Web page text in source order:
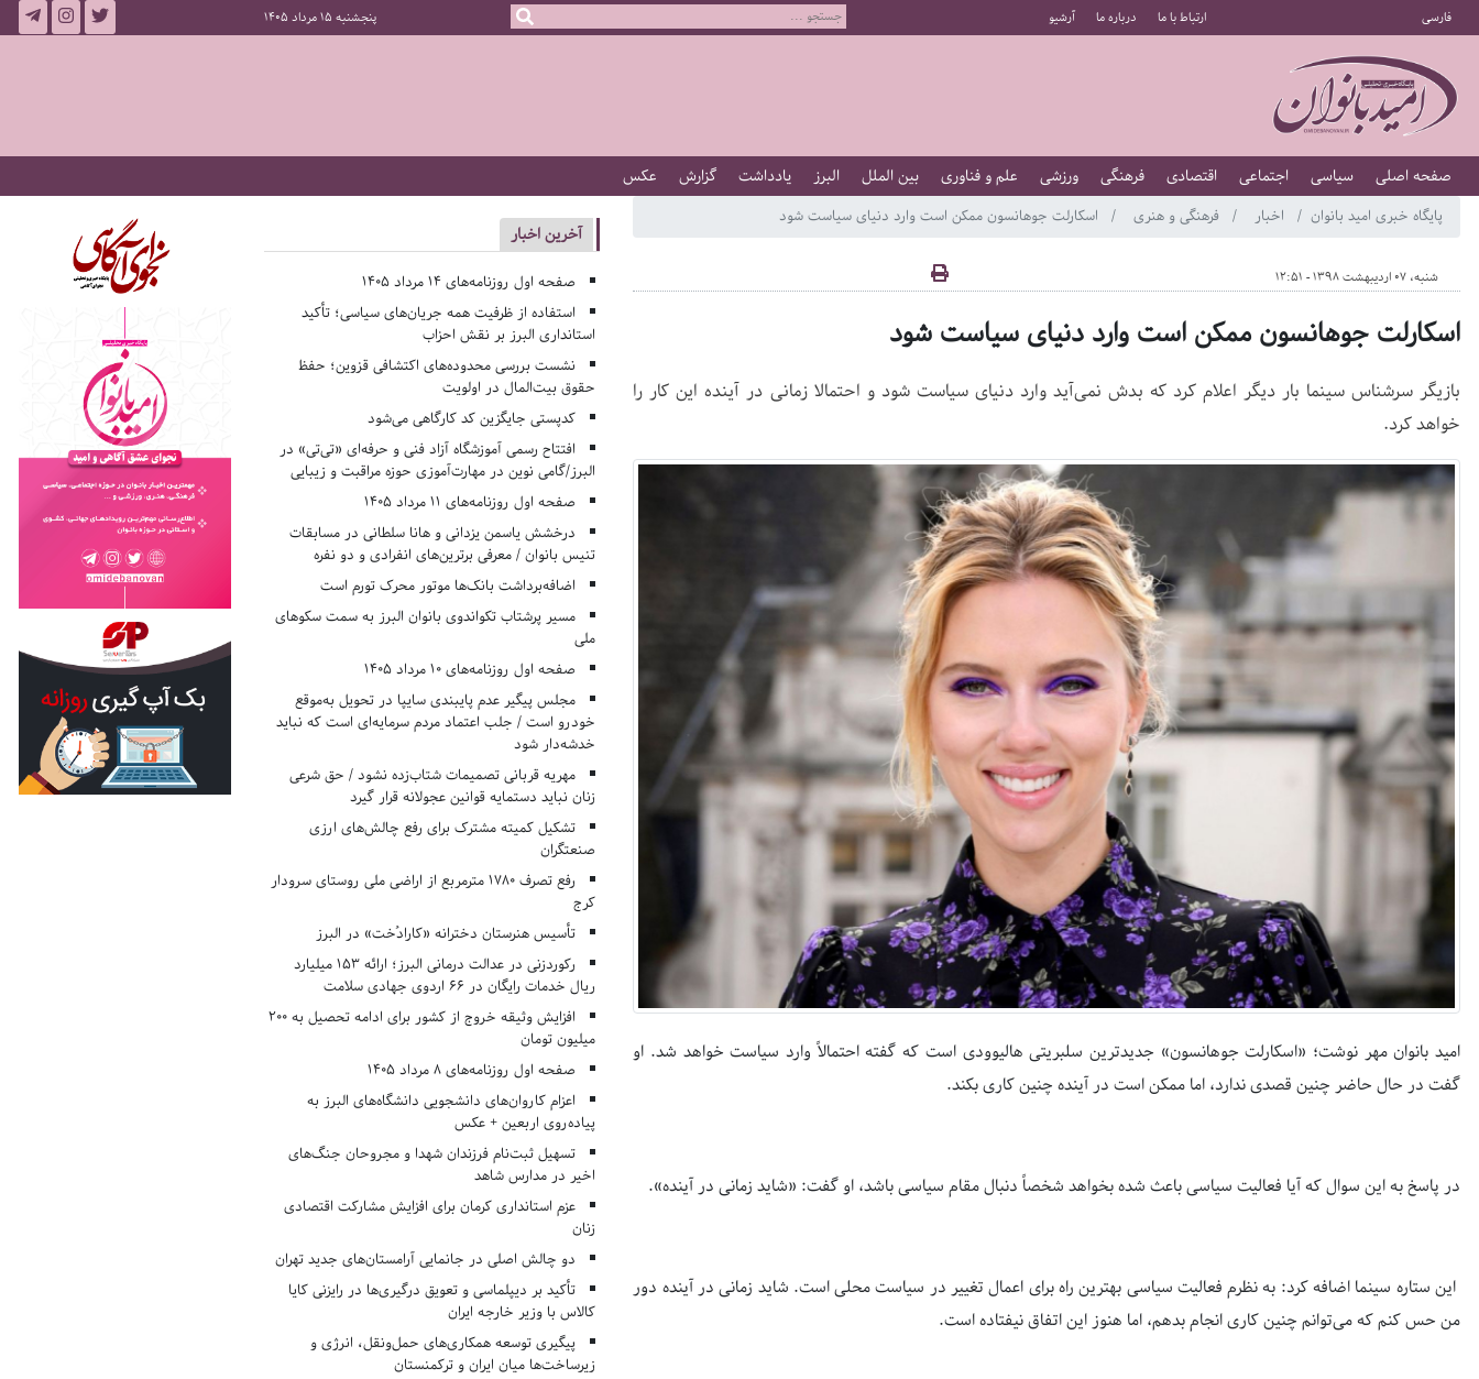
فارسی ارتباط با ما درباره ما آرشیو پنجشنبه 15 مرداد 1405
صفحه اصلی سیاسی اجتماعی اقتصادی فرهنگی ورزشی علم و فناوری بین الملل البرز یادداشت گزارش عکس
پایگاه خبری امید بانوان اخبار فرهنگی و هنری اسکارلت جوهانسون ممکن است وارد دنیای سیاست شود
شنبه، 07 اردیبهشت 1398 - 12:51
اسکارلت جوهانسون ممکن است وارد دنیای سیاست شود
بازیگر سرشناس سینما بار دیگر اعلام کرد که بدش نمی‌آید وارد دنیای سیاست شود و احتمالا زمانی در آینده این کار را
خواهد کرد.
امید بانوان مهر نوشت؛ «اسکارلت جوهانسون» جدیدترین سلبریتی هالیوودی است که گفته احتمالاً وارد سیاست خواهد شد. او
گفت در حال حاضر چنین قصدی ندارد، اما ممکن است در آینده چنین کاری بکند.
در پاسخ به این سوال که آیا فعالیت سیاسی باعث شده بخواهد شخصاً دنبال مقام سیاسی باشد، او گفت: «شاید زمانی در آینده».
این ستاره سینما اضافه کرد: به نظرم فعالیت سیاسی بهترین راه برای اعمال تغییر در سیاست محلی است. شاید زمانی در آینده دور
من حس کنم که می‌توانم چنین کاری انجام بدهم، اما هنوز این اتفاق نیفتاده است.
آخرین اخبار
صفحه اول روزنامه‌های 14 مرداد 1405
استفاده از ظرفیت همه جریان‌های سیاسی؛ تأکید
استانداری البرز بر نقش احزاب
نشست بررسی محدوده‌های اکتشافی قزوین؛ حفظ
حقوق بیت‌المال در اولویت
کدپستی جایگزین کد کارگاهی می‌شود
افتتاح رسمی آموزشگاه آزاد فنی و حرفه‌ای «تی‌تی» در
البرز/گامی نوین در مهارت‌آموزی حوزه مراقبت و زیبایی
صفحه اول روزنامه‌های 11 مرداد 1405
درخشش یاسمن یزدانی و هانا سلطانی در مسابقات
تنیس بانوان / معرفی برترین‌های انفرادی و دو نفره
اضافه‌برداشت بانک‌ها موتور محرک تورم است
مسیر پرشتاب تکواندوی بانوان البرز به سمت سکوهای
ملی
صفحه اول روزنامه‌های 10 مرداد 1405
مجلس پیگیر عدم پایبندی سایپا در تحویل به‌موقع
خودرو است / جلب اعتماد مردم سرمایه‌ای است که نباید
خدشه‌دار شود
مهریه قربانی تصمیمات شتاب‌زده نشود / حق شرعی
زنان نباید دستمایه قوانین عجولانه قرار گیرد
تشکیل کمیته مشترک برای رفع چالش‌های ارزی
صنعتگران
رفع تصرف ۱۷۸۰ مترمربع از اراضی ملی روستای سرودار
کرج
تأسیس هنرستان دخترانه «کارادُخت» در البرز
رکوردزنی در عدالت درمانی البرز؛ ارائه ۱۵۳ میلیارد
ریال خدمات رایگان در ۶۶ اردوی جهادی سلامت
افزایش وثیقه خروج از کشور برای ادامه تحصیل به ۲۰۰
میلیون تومان
صفحه اول روزنامه‌های 8 مرداد 1405
اعزام کاروان‌های دانشجویی دانشگاه‌های البرز به
پیاده‌روی اربعین + عکس
تسهیل ثبت‌نام فرزندان شهدا و مجروحان جنگ‌های
اخیر در مدارس شاهد
عزم استانداری کرمان برای افزایش مشارکت اقتصادی
زنان
دو چالش اصلی در جانمایی آرامستان‌های جدید تهران
تأکید بر دیپلماسی و تعویق درگیری‌ها در رایزنی کایا
کالاس با وزیر خارجه ایران
پیگیری توسعه همکاری‌های حمل‌ونقل، انرژی و
زیرساخت‌ها میان ایران و ترکمنستان